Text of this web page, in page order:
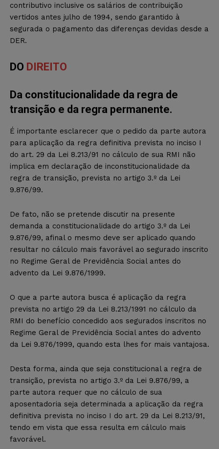
contributivo inclusive os salários de contribuição
vertidos antes julho de 1994, sendo garantido à
segurada o pagamento das diferenças devidas desde a
DER.
DO DIREITO
Da constitucionalidade da regra de
transição e da regra permanente.
É importante esclarecer que o pedido da parte autora
para aplicação da regra definitiva prevista no inciso I
do art. 29 da Lei 8.213/91 no cálculo de sua RMI não
implica em declaração de inconstitucionalidade da
regra de transição, prevista no artigo 3.º da Lei
9.876/99.
De fato, não se pretende discutir na presente
demanda a constitucionalidade do artigo 3.º da Lei
9.876/99, afinal o mesmo deve ser aplicado quando
resultar no cálculo mais favorável ao segurado inscrito
no Regime Geral de Previdência Social antes do
advento da Lei 9.876/1999.
O que a parte autora busca é aplicação da regra
prevista no artigo 29 da Lei 8.213/1991 no cálculo da
RMI do benefício concedido aos segurados inscritos no
Regime Geral de Previdência Social antes do advento
da Lei 9.876/1999, quando esta lhes for mais vantajosa.
Desta forma, ainda que seja constitucional a regra de
transição, prevista no artigo 3.º da Lei 9.876/99, a
parte autora requer que no cálculo de sua
aposentadoria seja determinada a aplicação da regra
definitiva prevista no inciso I do art. 29 da Lei 8.213/91,
tendo em vista que essa resulta em cálculo mais
favorável.